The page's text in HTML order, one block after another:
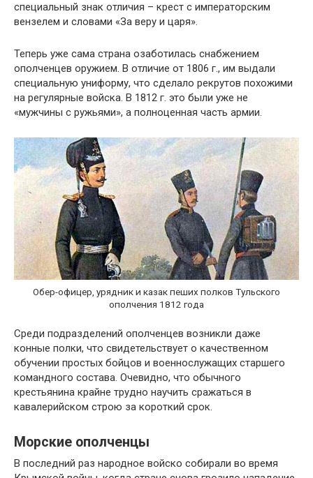
специальный знак отличия – крест с императорским
вензелем и словами «За веру и царя».
Теперь уже сама страна озаботилась снабжением
ополченцев оружием. В отличие от 1806 г., им выдали
специальную униформу, что сделало рекрутов похожими
на регулярные войска. В 1812 г. это были уже не
«мужчины с ружьями», а полноценная часть армии.
Обер-офицер, урядник и казак пеших полков Тульского
ополчения 1812 года
Среди подразделений ополченцев возникли даже
конные полки, что свидетельствует о качественном
обучении простых бойцов и военнослужащих старшего
командного состава. Очевидно, что обычного
крестьянина крайне трудно научить сражаться в
кавалерийском строю за короткий срок.
Морские ополченцы
В последний раз народное войско собирали во время